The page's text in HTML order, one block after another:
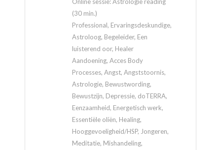
(30 min.)
Professional, Ervaringsdeskundige,
Astroloog, Begeleider, Een
luisterend oor, Healer
Aandoening, Acces Body
Processes, Angst, Angststoornis,
Astrologie, Bewustwording,
Bewustzijn, Depressie, doTERRA,
Eenzaamheid, Energetisch werk,
Essentiële oliën, Healing,
Hooggevoeligheid/HSP, Jongeren,
Meditatie, Mishandeling,